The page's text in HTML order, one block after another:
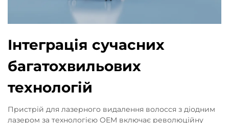
Інтеграція сучасних
багатохвильових
технологій
Пристрій для лазерного видалення волосся з діодним
лазером за технологією OEM включає революційну